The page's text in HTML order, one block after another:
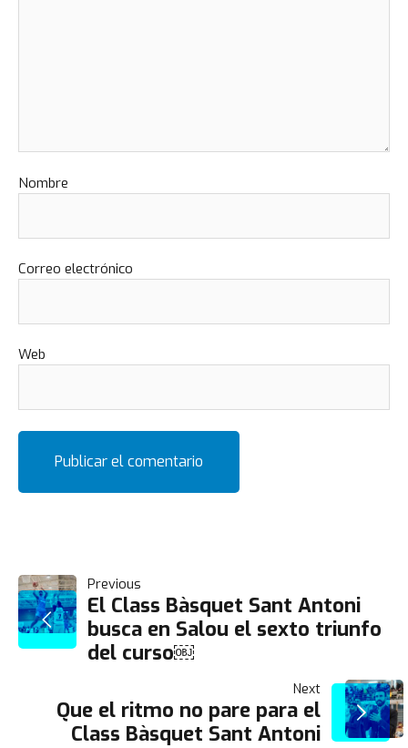
Nombre
Correo electrónico
Web
NAVEGACIÓN
DE
ENTRADAS
Previous
El Class Bàsquet Sant Antoni
busca en Salou el sexto triunfo
del curso￼
Next
Que el ritmo no pare para el
Class Bàsquet Sant Antoni